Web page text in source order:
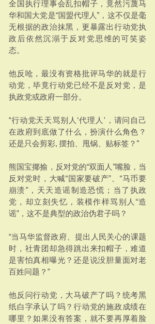
全国执行理事会乱扣帽子，竟然污蔑马
华和国大党是“国盟代理人”，这不仅是毫
无根据的政治抹黑，更暴露出行动党执
政后依然沉溺于反对党思维的可笑姿
态。
他反呛，最没有资格批评马华的就是行
动党，毕竟行动党已经不是反对党，是
执政党或政府一部分。
“行动党天天骂别人‘代理人’，请问自己
在政府到底做了什么，扮演什么角色？
还是只会剪彩, 摆拍、甩锅、贴标签？”
熊国宝揶揄，反对党的“双面人”嘴脸，当
反对党时，大喊“国家要破产”、“马币要
崩溃”，天天造谣制造恐慌；当了执政
党，却立刻失忆，装模作样骂别人“造
谣”，这不是典型的政治伪君子吗？
“当马华监督政府、提出人民关心的课题
时，社青团却急得跳出来扣帽子，难道
是害怕真相曝光？还是说没胆量面对老
百姓问题？”
他反问行动党，大马破产了吗？统考黑
纸白字承认了吗？行动党的施政成绩在
哪里？如果没有答案，就不要再厚着脸